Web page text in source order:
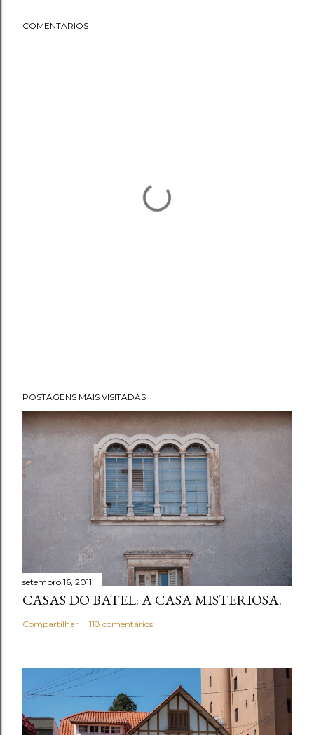
COMENTÁRIOS
POSTAGENS MAIS VISITADAS
setembro 16, 2011
CASAS DO BATEL: A CASA MISTERIOSA.
Compartilhar 118 comentários